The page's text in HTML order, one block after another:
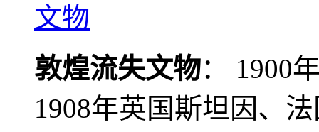
敦煌流失文物： 1900
1908年英国斯坦因、